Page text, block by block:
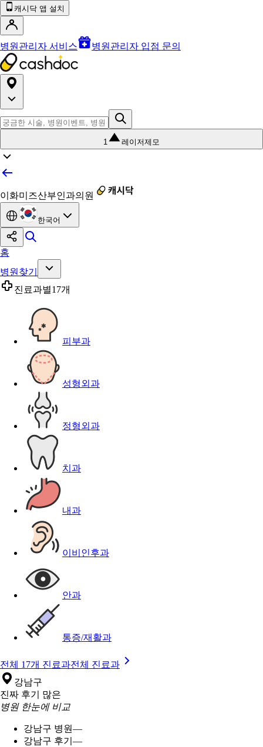
캐시닥 앱 설치
병원관리자 서비스 병원관리자 입점 문의
1 레이저제모
이화미즈산부인과의원
한국어
홈
병원찾기
진료과별17개
피부과
성형외과
정형외과
치과
내과
이비인후과
안과
통증/재활과
전체 17개 진료과전체 진료과
강남구
진짜 후기 많은
병원 한눈에 비교
강남구 병원—
강남구 후기 —